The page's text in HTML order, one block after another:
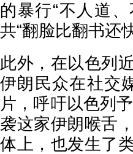
的暴行“不人道
共“翻脸比翻书还快
此外，在以色列
伊朗民众在社交
片，呼吁以色列
袭这家伊朗喉舌
体上，也发生了